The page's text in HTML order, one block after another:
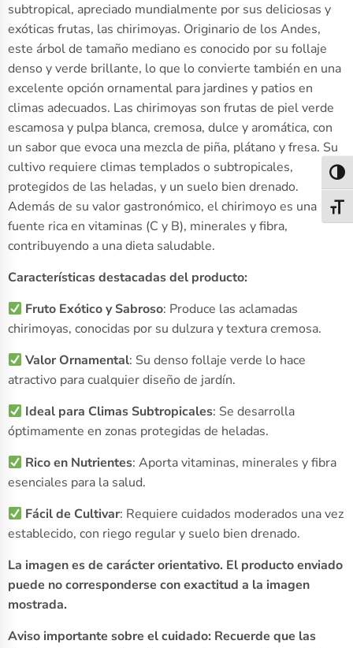
subtropical, apreciado mundialmente por sus deliciosas y
exóticas frutas, las chirimoyas. Originario de los Andes,
este árbol de tamaño mediano es conocido por su follaje
denso y verde brillante, lo que lo convierte también en una
excelente opción ornamental para jardines y patios en
climas adecuados. Las chirimoyas son frutas de piel verde
escamosa y pulpa blanca, cremosa, dulce y aromática, con
un sabor que evoca una mezcla de piña, plátano y fresa. Su
cultivo requiere climas templados o subtropicales,
protegidos de las heladas, y un suelo bien drenado.
Además de su valor gastronómico, el chirimoyo es una
fuente rica en vitaminas (C y B), minerales y fibra,
contribuyendo a una dieta saludable.
Características destacadas del producto:
Fruto Exótico y Sabroso: Produce las aclamadas
chirimoyas, conocidas por su dulzura y textura cremosa.
Valor Ornamental: Su denso follaje verde lo hace
atractivo para cualquier diseño de jardín.
Ideal para Climas Subtropicales: Se desarrolla
óptimamente en zonas protegidas de heladas.
Rico en Nutrientes: Aporta vitaminas, minerales y fibra
esenciales para la salud.
Fácil de Cultivar: Requiere cuidados moderados una vez
establecido, con riego regular y suelo bien drenado.
La imagen es de carácter orientativo. El producto enviado
puede no corresponderse con exactitud a la imagen
mostrada.
Aviso importante sobre el cuidado: Recuerde que las